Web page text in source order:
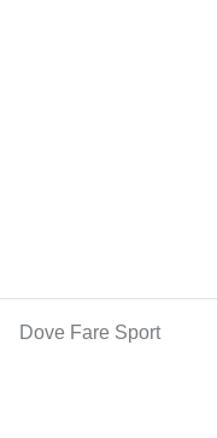
Dove Fare Sport